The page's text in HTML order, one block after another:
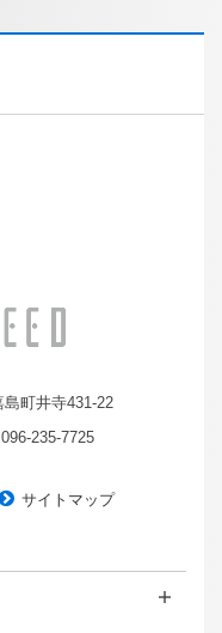
町井寺431-22
235-7725
サイトマップ